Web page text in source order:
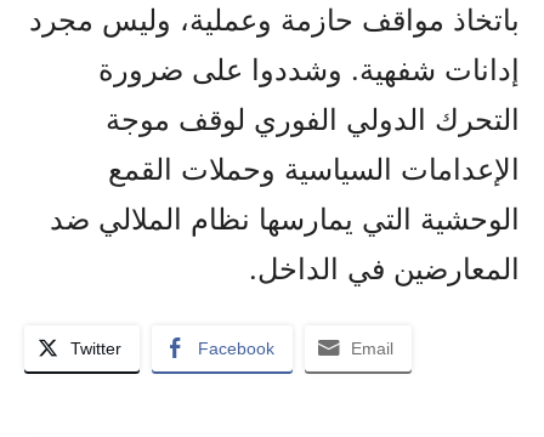
باتخاذ مواقف حازمة وعملية، وليس مجرد
إدانات شفهية. وشددوا على ضرورة
التحرك الدولي الفوري لوقف موجة
الإعدامات السياسية وحملات القمع
الوحشية التي يمارسها نظام الملالي ضد
المعارضين في الداخل.
Twitter Facebook Email